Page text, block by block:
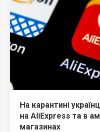
На карантині
на AliExpress та в
магазинах